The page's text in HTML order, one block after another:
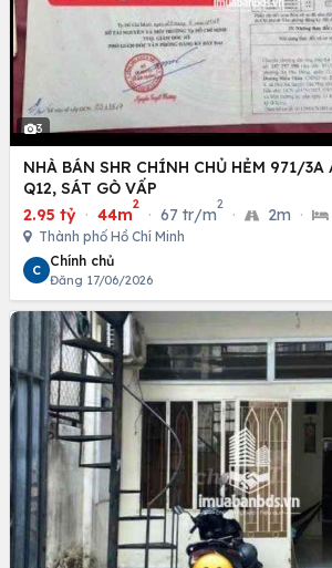
3
NHÀ BÁN SHR CHÍNH CHỦ HẺM 971/3A
Q12, SÁT GÒ VẤP
2.95 tỷ · 44m
2
· 67 tr/m
2
· 2m ·
Thành phố Hồ Chí Minh
C
Chính chủ
Đăng 17/06/2026